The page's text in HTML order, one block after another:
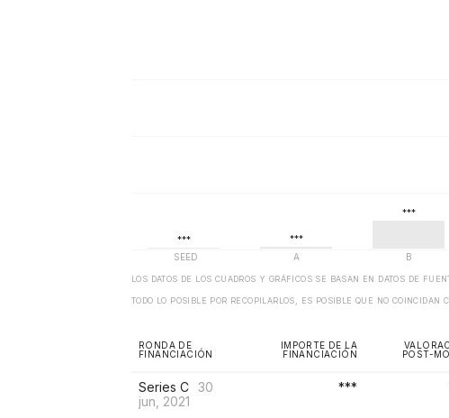
LOS DATOS DE LOS CUADROS Y GRÁFICOS SE BASAN EN DATOS DE
TODO LO POSIBLE POR RECOPILARLOS, ES POSIBLE QUE NO COINCIDAN
RONDA DE
FINANCIACIÓN
IMPORTE DE LA
FINANCIACIÓN
POST-
Series C 30
jun, 2021
***